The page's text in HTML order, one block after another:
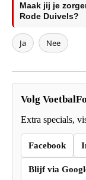
Maak jij je
Rode Duivels?
Ja Nee
Volg
Extra specials,
Facebook
Blijf via